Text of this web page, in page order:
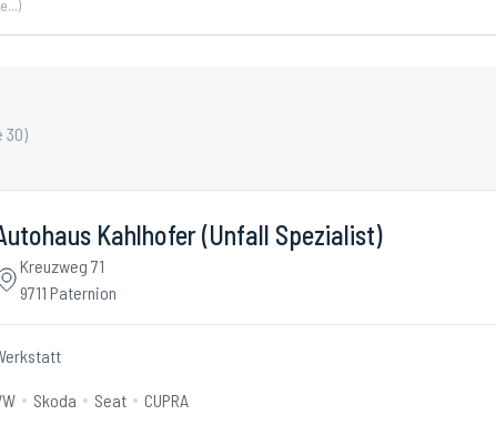
30)
Kahlhofer (Unfall Spezialist)
Kreuzweg 71
9711 Paternion
Skoda Seat CUPRA